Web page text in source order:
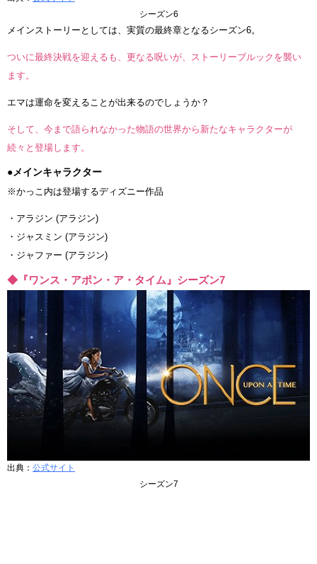
シーズン6
メインストーリーとしては、実質の最終章となるシーズン6。
ついに最終決戦を迎えるも、更なる呪いが、ストーリーブルックを襲い
ます。
エマは運命を変えることが出来るのでしょうか？
そして、今まで語られなかった物語の世界から新たなキャラクターが
続々と登場します。
●メインキャラクター
※かっこ内は登場するディズニー作品
・アラジン (アラジン)
・ジャスミン (アラジン)
・ジャファー (アラジン)
◆『ワンス・アポン・ア・タイム』シーズン7
出典： 公式サイト
シーズン7